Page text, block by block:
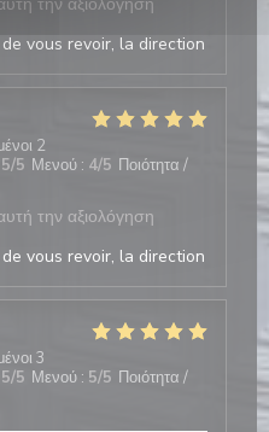
vous revoir, la direction
2
5/5 Μενού : 4/5 Ποιότητα /
την αξιολόγηση
vous revoir, la direction
3
5/5 Μενού : 5/5 Ποιότητα /